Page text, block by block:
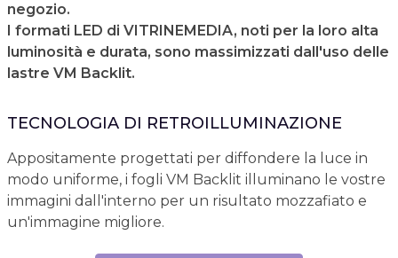
negozio.
I formati LED di VITRINEMEDIA, noti per la loro alta
luminosità e durata, sono massimizzati dall'uso delle
lastre VM Backlit.
TECNOLOGIA DI RETROILLUMINAZIONE
Appositamente progettati per diffondere la luce in
modo uniforme, i fogli VM Backlit illuminano le vostre
immagini dall'interno per un risultato mozzafiato e
un'immagine migliore.